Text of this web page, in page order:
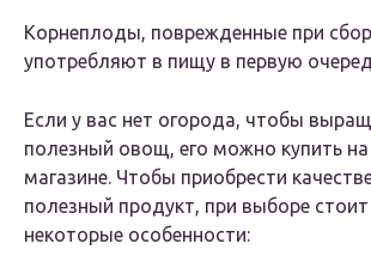
Корнеплоды, поврежденные при
употребляют в пищу в первую
Если у вас нет огорода, чтобы
полезный овощ, его можно купить
магазине. Чтобы приобрести
полезный продукт, при выборе
некоторые особенности: